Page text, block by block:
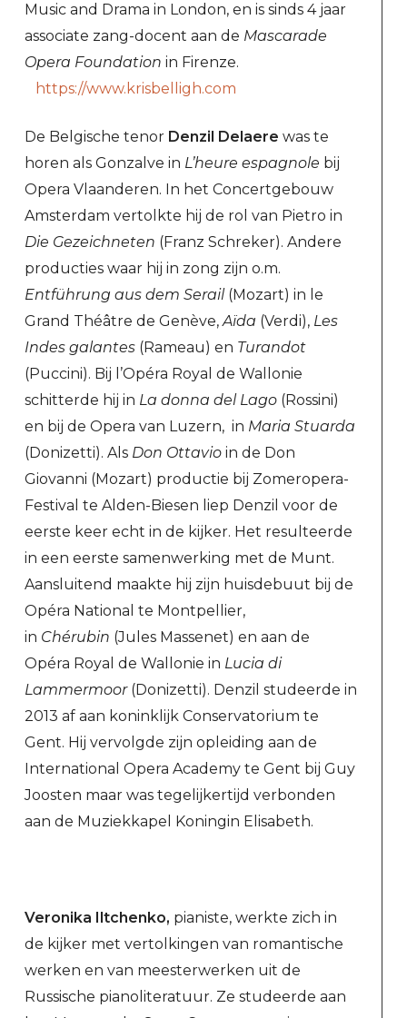
Music and Drama in London, en is sinds 4 jaar
associate zang-docent aan de Mascarade
Opera Foundation in Firenze.
https://www.krisbelligh.com
De Belgische tenorDenzil Delaere was te
horen als Gonzalve in L’heure espagnole bij
Opera Vlaanderen. In het Concertgebouw
Amsterdam vertolkte hij de rol van Pietro in
Die Gezeichneten (Franz Schreker). Andere
producties waar hij in zong zijn o.m.
Entführung aus dem Serail(Mozart) in le
Grand Théâtre de Genève,Aïda (Verdi), Les
Indes galantes(Rameau) en Turandot
(Puccini). Bij l’Opéra Royal de Wallonie
schitterde hij in La donna del Lago(Rossini)
en bij de Opera van Luzern, in Maria Stuarda
(Donizetti). Als Don Ottavioin de Don
Giovanni (Mozart) productie bij Zomeropera-
Festival te Alden-Biesen liep Denzil voor de
eerste keer echt in de kijker. Het resulteerde
in een eerste samenwerking met de Munt.
Aansluitend maakte hij zijn huisdebuut bij de
Opéra National te Montpellier,
in Chérubin (Jules Massenet) en aan de
Opéra Royal de Wallonie in Lucia di
Lammermoor(Donizetti). Denzil studeerde in
2013 af aan koninklijk Conservatorium te
Gent. Hij vervolgde zijn opleiding aan de
International Opera Academy te Gent bij Guy
Joosten maar was tegelijkertijd verbonden
aan de Muziekkapel Koningin Elisabeth.
Veronika Iltchenko, pianiste, werkte zich in
de kijker met vertolkingen van romantische
werken en van meesterwerken uit de
Russische pianoliteratuur. Ze studeerde aan